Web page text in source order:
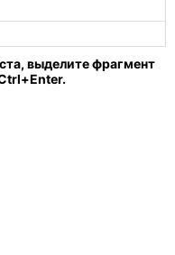
выделите фрагмент